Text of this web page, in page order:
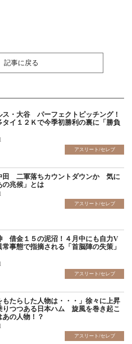
記事に戻る
ス・大谷 パーフェクトピッチング！
タイ１２Ｋで今季初勝利の裏に「勝負
アスリート/セレブ
田 二軍落ちカウントダウンか 気に
の兆候」とは
アスリート/セレブ
借金１５の泥沼！４月中にも自力V
常事態で指摘される「首脳陣の失策」
アスリート/セレブ
もたらした人物は・・・」徐々に上昇
りつつある日本ハム 旋風を巻き起こ
あの人物！？
アスリート/セレブ